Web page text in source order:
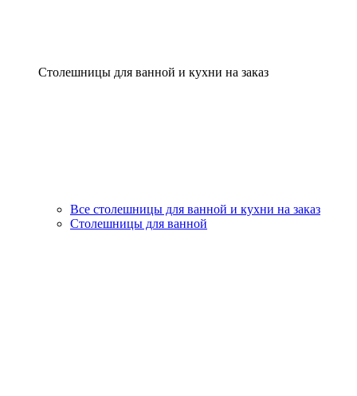
Столешницы для ванной и кухни на заказ
Все столешницы для ванной и кухни на заказ
Столешницы для ванной